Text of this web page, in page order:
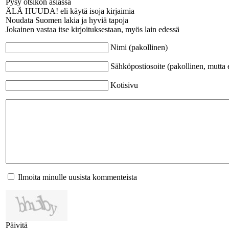
ÄLÄ HUUDA! eli käytä isoja kirjaimia
Noudata Suomen lakia ja hyviä tapoja
Jokainen vastaa itse kirjoituksestaan, myös lain edessä
Nimi (pakollinen)
Sähköpostiosoite (pakollinen, mutta
Kotisivu
Ilmoita minulle uusista kommenteista
Päivitä